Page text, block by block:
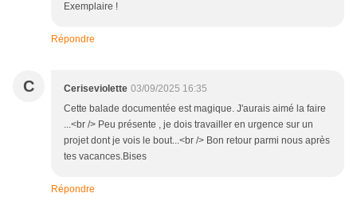
Exemplaire !
Répondre
C Ceriseviolette 03/09/2025 16:35
Cette balade documentée est magique. J'aurais aimé la faire
...<br /> Peu présente , je dois travailler en urgence sur un
projet dont je vois le bout...<br /> Bon retour parmi nous après
tes vacances.Bises
Répondre